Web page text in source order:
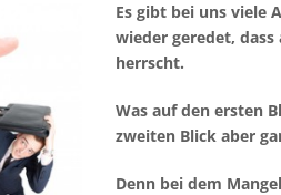
Es gibt bei uns viele
wieder geredet,
herrscht.
Was auf den ersten
zweiten Blick aber
Denn bei dem